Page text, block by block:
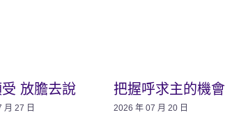
放膽去說
月 27 日
把握呼求主的機會
2026 年 07 月 20 日